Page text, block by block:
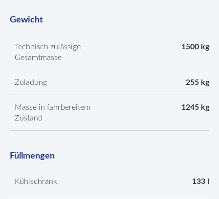
Gewicht
Technisch zulässige
Gesamtmasse
1500 kg
Zuladung 255 kg
Masse in fahrbereitem
Zustand
1245 kg
Füllmengen
Kühlschrank 133 l